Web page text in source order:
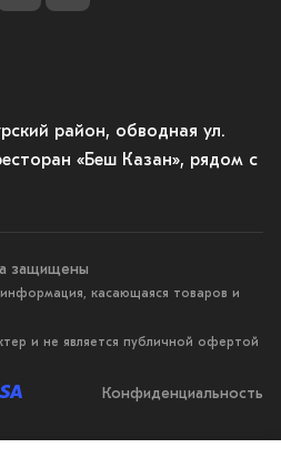
район, обводная ул.
«Беш Казан», рядом с
защищены
касающаяся товаров и
и не является публичной офертой
Конфиденциальность